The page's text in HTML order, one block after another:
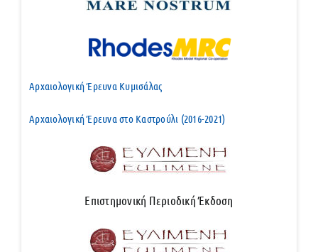
Αρχαιολογική Έρευνα Κυμισάλας
Αρχαιολογική Έρευνα στο Καστρούλι (2016-2021)
Επιστημονική Περιοδική Έκδοση